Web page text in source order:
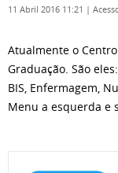
11 Abril 2016 11:21 |
Atualmente o
Graduação. São
BIS, Enfermagem,
Menu a esquerda e